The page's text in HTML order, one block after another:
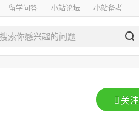
留学问答 小站论坛 小站备考
关注